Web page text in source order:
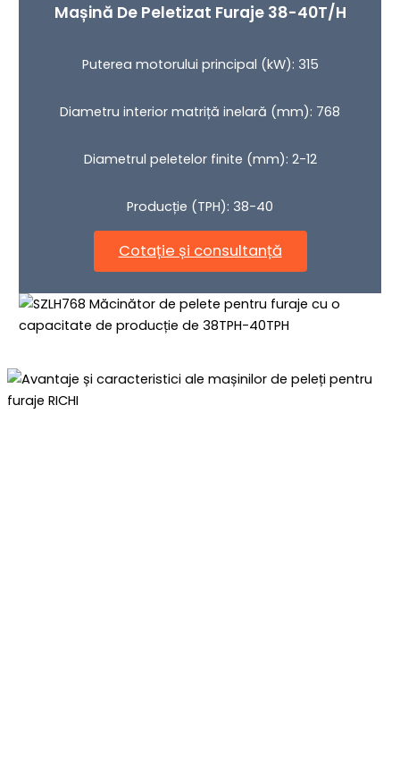
Mașină De Peletizat Furaje 38-40T/h
Puterea motorului principal (kW): 315
Diametru interior matriță inelară (mm): 768
Diametrul peletelor finite (mm): 2-12
Producție (TPH): 38-40
Cotație și consultanță